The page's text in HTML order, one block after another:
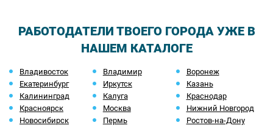
РАБОТОДАТЕЛИ ТВОЕГО ГОРОДА УЖЕ В
НАШЕМ КАТАЛОГЕ
Владивосток Владимир
Воронеж
Екатеринбург
Иркутск
Казань
Калининград
Калуга
Краснодар
Красноярск
Москва
Нижний Новгород
Новосибирск
Пермь Ростов-на-Дону